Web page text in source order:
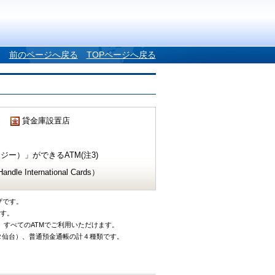
前のページへ戻る TOPページへ戻る
貸金庫設置店
ー）」ができるATM(注3)
International Cards）
す。
。
べてのATMでご利用いただけます。
台）、普通預金通帳の計４種類です。